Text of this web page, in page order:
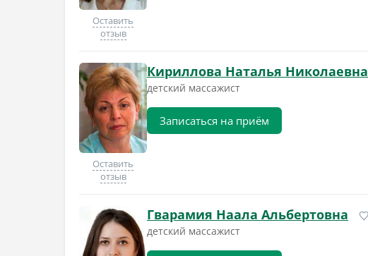
Оставить
отзыв
Оставить
отзыв
Кириллова Наталья Николаевна
детский массажист
Записаться на приём
Гварамия Наала Альбертовна
детский массажист